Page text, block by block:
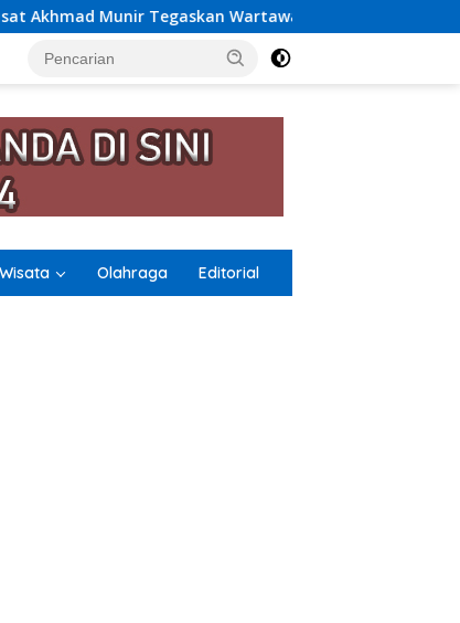
Wartawan PWI Jangan Terlibat Narkoba dan Judi
Wisata Olahraga Editorial